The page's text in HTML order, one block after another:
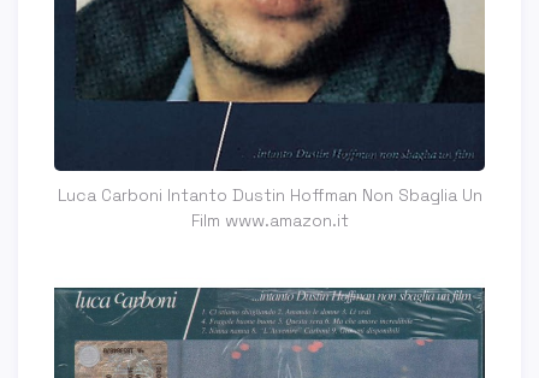
Luca Carboni Intanto Dustin Hoffman Non Sbaglia Un
Film www.amazon.it